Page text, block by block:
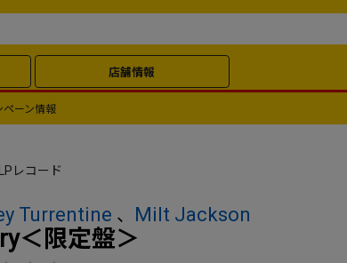
店舗情報
ペーン情報
LPレコード
Turrentine 、 Milt Jackson
＜限定盤＞